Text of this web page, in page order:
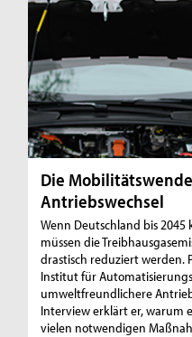
Die
Antriebswechsel
Wenn Deutschland bis
müssen die
drastisch reduziert werden.
Institut für
umweltfreundlichere
Interview erklärt er, warum
vielen notwendigen